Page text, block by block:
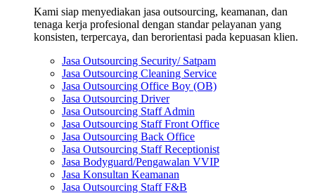
Kami siap menyediakan jasa outsourcing, keamanan, dan
tenaga kerja profesional dengan standar pelayanan yang
konsisten, terpercaya, dan berorientasi pada kepuasan klien.
Jasa Outsourcing Security/ Satpam
Jasa Outsourcing Cleaning Service
Jasa Outsourcing Office Boy (OB)
Jasa Outsourcing Driver
Jasa Outsourcing Staff Admin
Jasa Outsourcing Staff Front Office
Jasa Outsourcing Back Office
Jasa Outsourcing Staff Receptionist
Jasa Bodyguard/Pengawalan VVIP
Jasa Konsultan Keamanan
Jasa Outsourcing Staff F&B